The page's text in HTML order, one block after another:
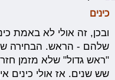
כינים
ובכן, זה אולי לא באמת
שלהם - הראש. הבחירה
"ראש גדול" שלא מזמן
שש שנים. אז אולי